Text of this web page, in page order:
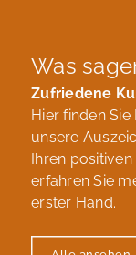
Was
Zufriedene
Hier finden
unsere
Ihren
erfahren Sie
erster Hand.